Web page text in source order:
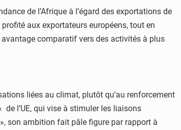
de l’Afrique à l’égard des exportations de
aux exportateurs européens, tout en
comparatif vers des activités à plus
liées au climat, plutôt qu’au renforcement
de l’UE, qui vise à stimuler les liaisons
son ambition fait pâle figure par rapport à